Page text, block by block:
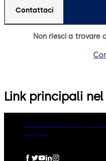
Contattaci
Non riesci a trovare
Link principali